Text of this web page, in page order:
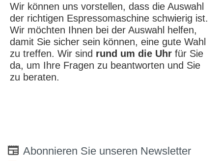
Wir können uns vorstellen, dass die Auswahl
der richtigen Espressomaschine schwierig ist.
Wir möchten Ihnen bei der Auswahl helfen,
damit Sie sicher sein können, eine gute Wahl
zu treffen. Wir sind rund um die Uhr für Sie
da, um Ihre Fragen zu beantworten und Sie
zu beraten.
Abonnieren Sie unseren Newsletter